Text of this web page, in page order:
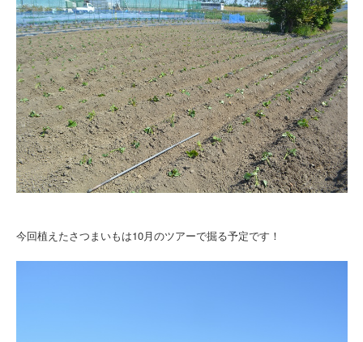
今回植えたさつまいもは10月のツアーで掘る予定です！